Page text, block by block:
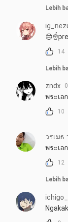
Lebih
14
Lebih
zndx
พระเอ
10
วรเมธ
พระเอ
12
Lebih